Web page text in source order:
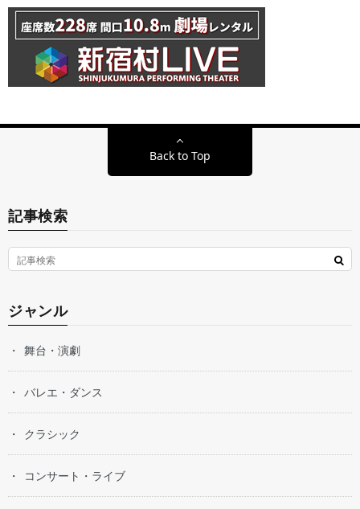
Back to Top
記事検索
ジャンル
舞台・演劇
バレエ・ダンス
クラシック
コンサート・ライブ